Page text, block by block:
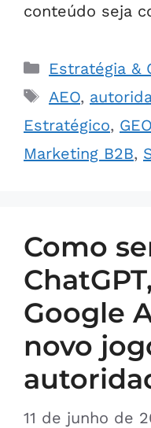
conteúdo seja
Estratégia &
AEO,
Estratégico, GEO
Marketing B2B,
Como
Google
novo
11 de junho de